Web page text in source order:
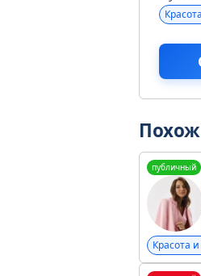
публичный
Красота